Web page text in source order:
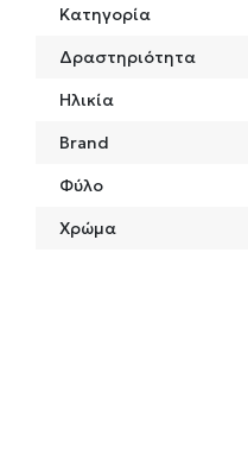
Κατηγορία
Δραστηριότητα
Ηλικία
Brand
Φύλο
Χρώμα